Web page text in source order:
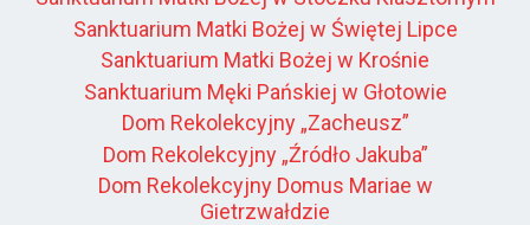
Sanktuarium Matki Bożej w Świętej Lipce
Sanktuarium Matki Bożej w Krośnie
Sanktuarium Męki Pańskiej w Głotowie
Dom Rekolekcyjny „Zacheusz”
Dom Rekolekcyjny „Źródło Jakuba”
Dom Rekolekcyjny Domus Mariae w
Gietrzwałdzie